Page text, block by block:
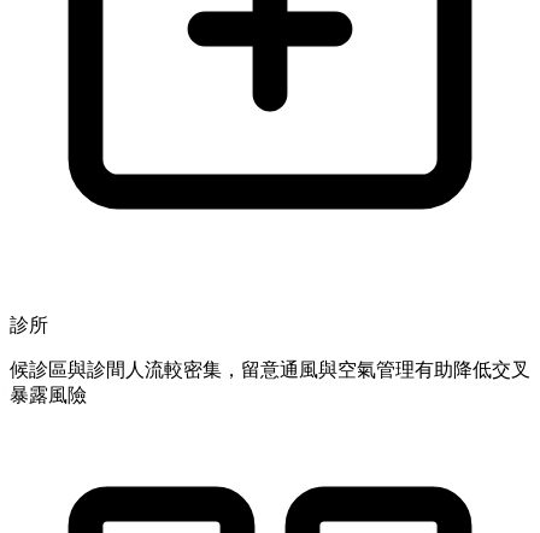
診所
候診區與診間人流較密集，留意通風與空氣管理有助降低交叉
暴露風險